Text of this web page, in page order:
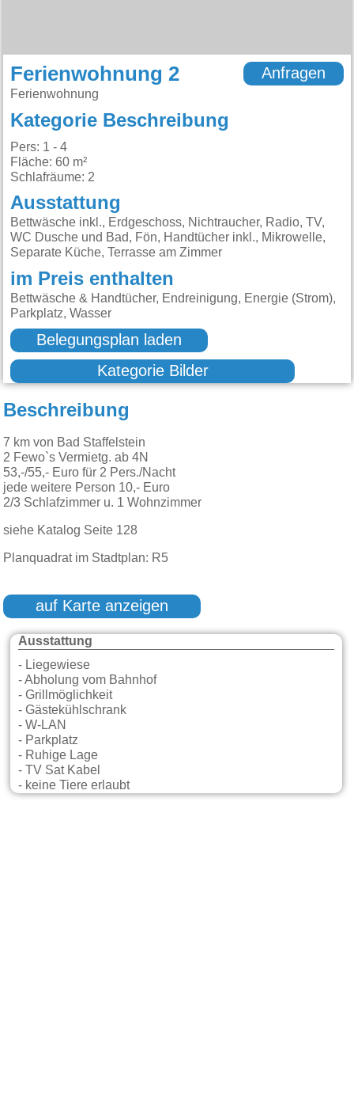
Ferienwohnung 2
Ferienwohnung
Anfragen
Kategorie Beschreibung
Pers: 1 - 4
Fläche: 60 m²
Schlafräume: 2
Ausstattung
Bettwäsche inkl., Erdgeschoss, Nichtraucher, Radio, TV,
WC Dusche und Bad, Fön, Handtücher inkl., Mikrowelle,
Separate Küche, Terrasse am Zimmer
im Preis enthalten
Bettwäsche & Handtücher, Endreinigung, Energie (Strom),
Parkplatz, Wasser
Belegungsplan laden
Kategorie Bilder
Beschreibung
7 km von Bad Staffelstein
2 Fewo`s Vermietg. ab 4N
53,-/55,- Euro für 2 Pers./Nacht
jede weitere Person 10,- Euro
2/3 Schlafzimmer u. 1 Wohnzimmer
siehe Katalog Seite 128
Planquadrat im Stadtplan: R5
auf Karte anzeigen
Ausstattung
- Liegewiese
- Abholung vom Bahnhof
- Grillmöglichkeit
- Gästekühlschrank
- W-LAN
- Parkplatz
- Ruhige Lage
- TV Sat Kabel
- keine Tiere erlaubt